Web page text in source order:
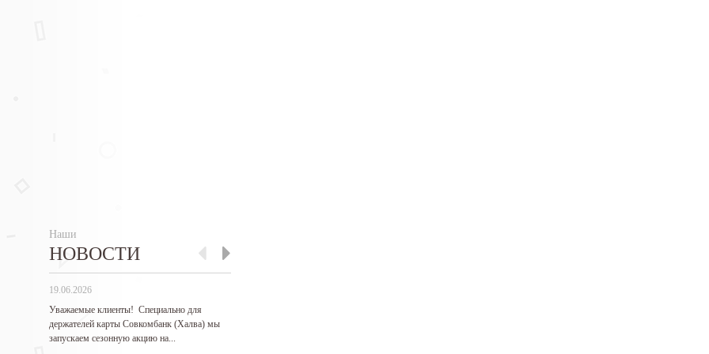
Наши
НОВОСТИ
19.06.2026
Уважаемые клиенты! Специально для
держателей карты Совкомбанк (Халва) мы
запускаем сезонную акцию на...